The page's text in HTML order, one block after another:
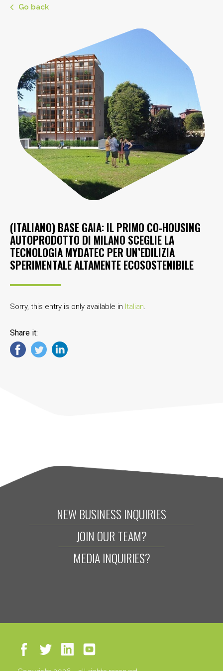
Go back
(ITALIANO) BASE GAIA: IL PRIMO CO-HOUSING
AUTOPRODOTTO DI MILANO SCEGLIE LA
TECNOLOGIA MYDATEC PER UN’EDILIZIA
SPERIMENTALE ALTAMENTE ECOSOSTENIBILE
Sorry, this entry is only available in Italian.
Share it:
NEW BUSINESS INQUIRIES
JOIN OUR TEAM?
MEDIA INQUIRIES?